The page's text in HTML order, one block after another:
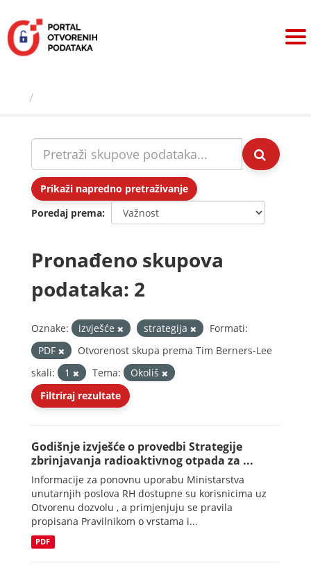
sadržaj
Prikaži napredno pretraživanje
Poredaj prema
Pronađeno skupova
podataka: 2
Oznake: izvješće strategija
Formati:
PDF
Otvorenost skupa prema Tim Berners-Lee
skali:
1 Tema:
Okoliš
Filtriraj rezultate
Godišnje izvješće o provedbi Strategije
zbrinjavanja radioaktivnog otpada za ...
Informacije za ponovnu uporabu Ministarstva
unutarnjih poslova RH dostupne su korisnicima uz
Otvorenu dozvolu , a primjenjuju se pravila
propisana Pravilnikom o vrstama i...
PDF